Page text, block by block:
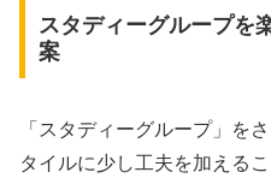
スタディーグループを
案
「スタディーグループ」を
タイルに少し工夫を加える